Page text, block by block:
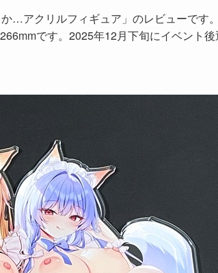
…アクリルフィギュア」のレビューです。
です。2025年12月下旬にイベント